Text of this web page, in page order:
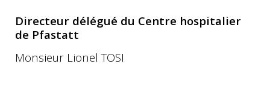
Directeur délégué du Centre hospitalier
de Pfastatt
Monsieur Lionel TOSI